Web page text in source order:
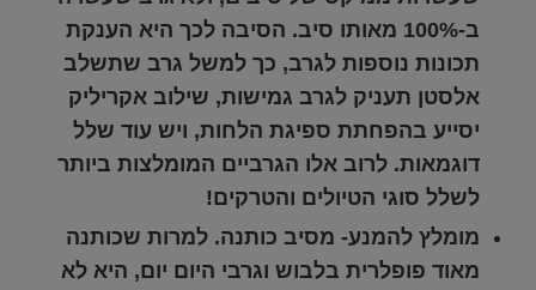
ב-100% מאותו סיב. הסיבה לכך היא הענקת
תכונות נוספות לגרב, כך למשל גרב שתשלב
אלסטן תעניק לגרב גמישות, שילוב אקריליק
יסייע בהפחתת ספיגת הלחות, ויש עוד שלל
דוגמאות. לרוב אלו הגרביים המומלצות ביותר
לשלל סוגי הטיולים והטרקים!
מומלץ להמנע- מסיב כותנה. למרות שכותנה
מאוד פופלרית בלבוש וגרבי היום יום, היא לא